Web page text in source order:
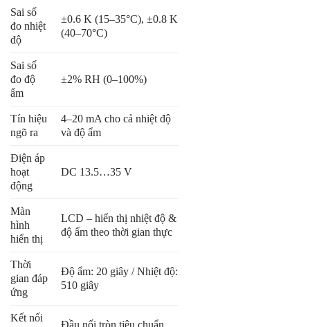
Sai số
đo nhiệt
độ
±0.6 K (15–35°C), ±0.8 K
(40–70°C)
Sai số
đo độ
ẩm
±2% RH (0–100%)
Tín hiệu
ngõ ra
4–20 mA cho cả nhiệt độ
và độ ẩm
Điện áp
hoạt
động
DC 13.5…35 V
Màn
hình
hiển thị
LCD – hiển thị nhiệt độ &
độ ẩm theo thời gian thực
Thời
gian đáp
ứng
Độ ẩm: 20 giây / Nhiệt độ:
510 giây
Kết nối
Đầu nối tròn tiêu chuẩn